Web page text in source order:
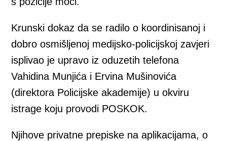
Krunski dokaz da se radilo o koordinisanoj i
dobro osmišljenoj medijsko-policijskoj zavjeri
isplivao je upravo iz oduzetih telefona
Vahidina Munjića i Ervina Mušinovića
(direktora Policijske akademije) u okviru
istrage koju provodi POSKOK.
Njihove privatne prepiske na aplikacijama, o